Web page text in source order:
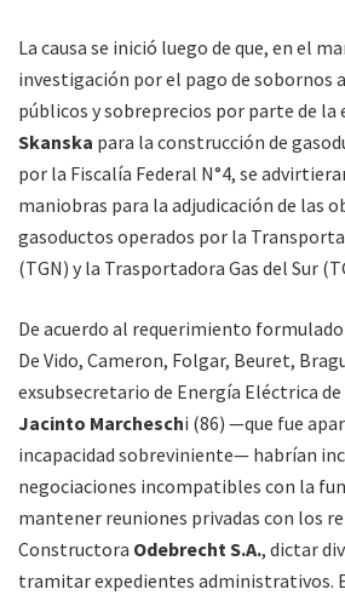
La causa se inició luego de que, en el
investigación por el pago de sobornos
públicos y sobreprecios por parte de la
Skanska para la construcción de
por la Fiscalía Federal N°4, se
maniobras para la adjudicación de las
gasoductos operados por la
(TGN) y la Trasportadora Gas del Sur
De acuerdo al requerimiento
De Vido, Cameron, Folgar, Beuret,
exsubsecretario de Energía Eléctrica
Jacinto Marcheschi (86) —que fue
incapacidad sobreviniente— habrían
negociaciones incompatibles con la
mantener reuniones privadas con los
Constructora Odebrecht S.A., dictar
tramitar expedientes administrativos.